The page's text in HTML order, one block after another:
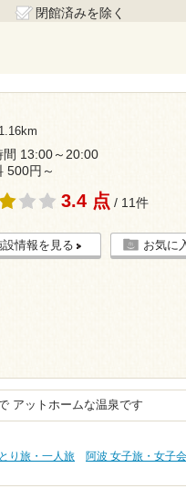
閉館済みを除く
間 13:00～20:00
500円～
3.4 点 / 11件
設情報を見る お気に
アットホームな温泉です
り旅・一人旅 阿波 女子旅・女子会